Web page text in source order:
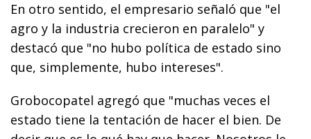
En otro sentido, el empresario señaló que "el
agro y la industria crecieron en paralelo" y
destacó que "no hubo política de estado sino
que, simplemente, hubo intereses".
Grobocopatel agregó que "muchas veces el
estado tiene la tentación de hacer el bien. De